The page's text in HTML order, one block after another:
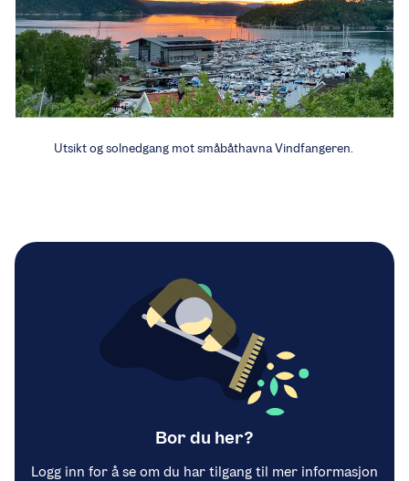
Utsikt og solnedgang mot småbåthavna Vindfangeren.
Bor du her?
Logg inn for å se om du har tilgang til mer informasjon